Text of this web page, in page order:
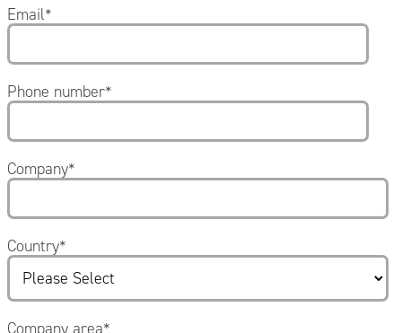
Email*
Phone number*
Company*
Country*
Company area*